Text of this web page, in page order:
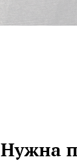
Нужна